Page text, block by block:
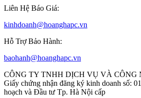
Liên Hệ Báo Giá:
kinhdoanh@hoanghapc.vn
Hỗ Trợ Bảo Hành:
baohanh@hoanghapc.vn
CÔNG TY TNHH DỊCH VỤ VÀ CÔNG
Giấy chứng nhận đăng ký kinh doanh số:
hoạch và Đầu tư Tp. Hà Nội cấp